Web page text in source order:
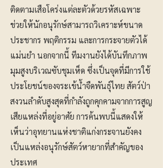
ติดตามเสือโคร่งแต่ละตัวด้วยรหัสเฉพาะ
ช่วยให้นักอนุรักษ์สามารถวิเคราะห์ขนาด
ประชากร พฤติกรรม และการกระจายตัวได้
แม่นยำ นอกจากนี้ ทีมงานยังได้บันทึกภาพ
มุมสูงบริเวณซับชุมเห็ด ซึ่งเป็นจุดที่มีการใช้
ประโยชน์ของจระเข้น้ำจืดพันธุ์ไทย สัตว์ป่า
สงวนลำดับสูงสุดที่กำลังถูกคุกคามจากการสูญ
เสียแหล่งที่อยู่อาศัย การค้นพบนี้แสดงให้
เห็นว่าอุทยานแห่งชาติแก่งกระจานยังคง
เป็นแหล่งอนุรักษ์สัตว์หายากที่สำคัญของ
ประเทศ